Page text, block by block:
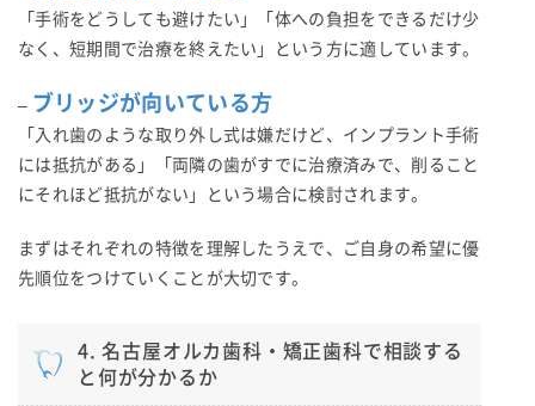
「手術をどうしても避けたい」「体への負担をできるだけ少
なく、短期間で治療を終えたい」という方に適しています。
– ブリッジが向いている方
「入れ歯のような取り外し式は嫌だけど、インプラント手術
には抵抗がある」「両隣の歯がすでに治療済みで、削ること
にそれほど抵抗がない」という場合に検討されます。
まずはそれぞれの特徴を理解したうえで、ご自身の希望に優
先順位をつけていくことが大切です。
4. 名古屋オルカ歯科・矯正歯科で相談する
と何が分かるか